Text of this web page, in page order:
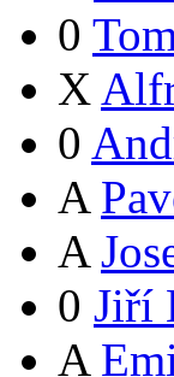
0
X
0
A
A
0 Jiří
A